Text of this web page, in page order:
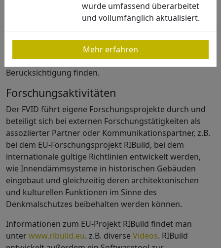
Je innovativer ein System, desto größer der
wirtschaftliche Nutzen. Je fortschrittlicher das System,
Vereinsstruktur ist sichergestellt, dass neue
Erkenntnisse bei der Zertifizierung umgehend
Berücksichtigung finden.
Forschungsaktivitäten
Der FVID führt eigene Forschungsprojekte durch und
beteiligt sich bei externen Forschungstätigkeiten als
assoziierter Partner oder Kommunikationspartner, z.B.
bei dem EU-Forschungsprojekt RIBuild, bei dem
internationale gültige Richtlinien entwickelt werden,
wie Innendämmsysteme in historischen Gebäuden
eingebaut und gleichzeitig deren architektonischen
und kulturellen Funktionen im Sinne des
Denkmalschutzes beibehalten werden können.
Informationen zum EU-Projekt RIBuild findet man
unterwww.ribuild.eu. z.B. diverse Videos. RIBuild
wurde umfassend überarbeitet
und vollumfänglich aktualisiert.
Mehr erfahren